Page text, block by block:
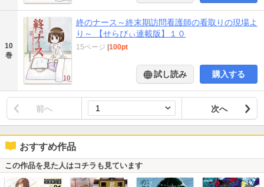
10
巻
終のナース～終末期訪問看護師の看取りの現場よ
り～ 【せらびぃ連載版】１０
15ページ |100pt
試し読み 購入する
前へ 次へ
おすすめ作品
この作品を見た人はコチラも見ています